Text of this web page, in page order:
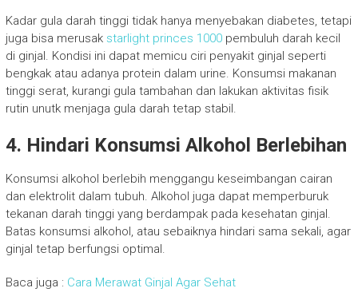
Kadar gula darah tinggi tidak hanya menyebakan diabetes, tetapi
juga bisa merusak starlight princes 1000 pembuluh darah kecil
di ginjal. Kondisi ini dapat memicu ciri penyakit ginjal seperti
bengkak atau adanya protein dalam urine. Konsumsi makanan
tinggi serat, kurangi gula tambahan dan lakukan aktivitas fisik
rutin unutk menjaga gula darah tetap stabil.
4. Hindari Konsumsi Alkohol Berlebihan
Konsumsi alkohol berlebih menggangu keseimbangan cairan
dan elektrolit dalam tubuh. Alkohol juga dapat memperburuk
tekanan darah tinggi yang berdampak pada kesehatan ginjal.
Batas konsumsi alkohol, atau sebaiknya hindari sama sekali, agar
ginjal tetap berfungsi optimal.
Baca juga : Cara Merawat Ginjal Agar Sehat